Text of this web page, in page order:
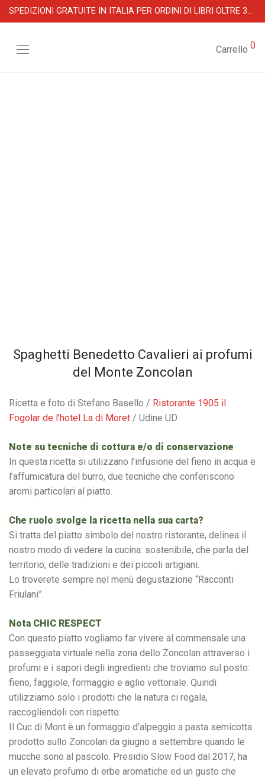
SPEDIZIONI GRATUITE IN ITALIA PER ORDINI DI LIBRI OLTRE 39 €
Carrello 0
Spaghetti Benedetto Cavalieri ai profumi
del Monte Zoncolan
Ricetta e foto di Stefano Basello / Ristorante 1905 il
Fogolar de l’hotel La di Moret / Udine UD
Note su tecniche di cottura e/o di conservazione
In questa ricetta si utilizzano l’infusione del fieno in acqua e
l’affumicatura del burro, due tecniche che conferiscono
aromi particolari al piatto.
Che ruolo svolge la ricetta nella sua carta?
Si tratta del piatto simbolo del nostro ristorante, delinea il
nostro modo di vedere la cucina: sostenibile, che parla del
territorio, delle tradizioni e dei piccoli artigiani.
Lo troverete sempre nel menù degustazione “Racconti
Friulani”.
Nota CHIC RESPECT
Con questo piatto vogliamo far vivere al commensale una
passeggiata virtuale nella zona dello Zoncolan attraverso i
profumi e i sapori degli ingredienti che troviamo sul posto:
fieno, faggiole, formaggio e aglio vettoriale. Quindi
utilizziamo solo i prodotti che la natura ci regala,
raccogliendoli con rispetto.
Il Cuc di Mont è un formaggio d’alpeggio a pasta semicotta
prodotto sullo Zoncolan da giugno a settembre quando le
mucche sono al pascolo. Presidio Slow Food dal 2017, ha
un elevato profumo di erbe aromatiche ed un gusto che